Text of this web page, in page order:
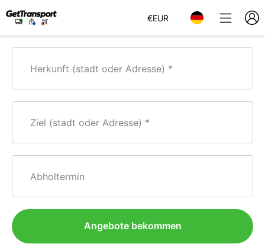
€EUR
Herkunft (stadt oder Adresse)
Ziel (stadt oder Adresse)
Abholtermin
Angebote bekommen